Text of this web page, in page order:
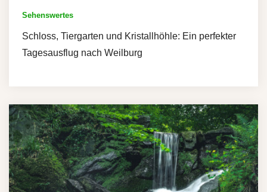
Sehenswertes
Schloss, Tiergarten und Kristallhöhle: Ein perfekter
Tagesausflug nach Weilburg